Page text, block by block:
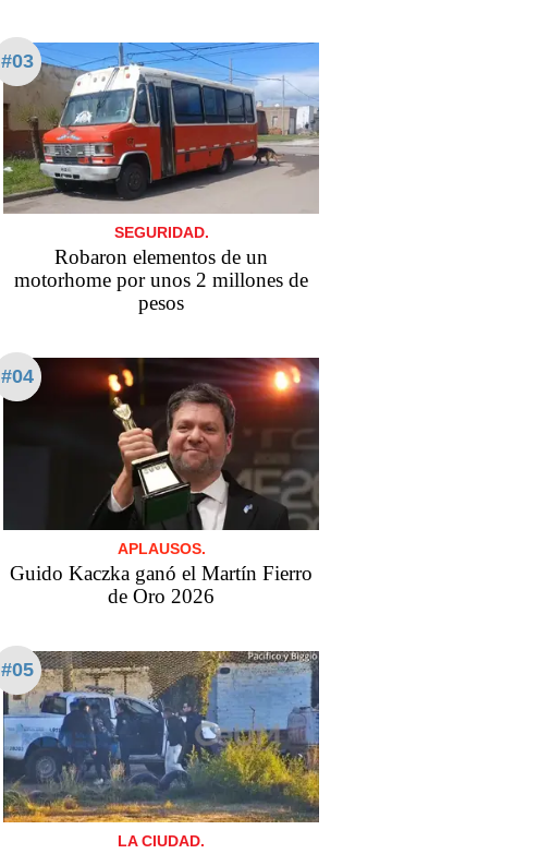
#03
SEGURIDAD.
Robaron elementos de un
motorhome por unos 2 millones de
pesos
#04
APLAUSOS.
Guido Kaczka ganó el Martín Fierro
de Oro 2026
#05
LA CIUDAD.